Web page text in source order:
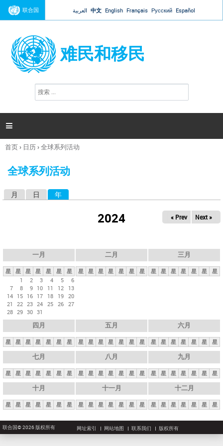
Jump to navigation
联合国 العربية 中文 English Français Русский Español
难民和移民
搜
索

你
这
首页› 日历›全球系列活动
全球系列活动
月 日 年
2024 « Prev Next »
一月
星 星 星 星 星 星
星
1
2 3 4 5
6
7
8 9 10 11 12
13
14 15 16 17 18 19 20
21
22 23 24 25 26 27
28 29 30 31
二月
星 星 星 星 星 星 星
三月
星 星 星 星 星 星 星
四月
星 星 星 星 星 星 星
五月
星 星 星 星 星 星 星
六月
星 星 星 星 星 星 星
七月
星 星 星 星 星 星 星
八月
星 星 星 星 星 星 星
九月
星 星 星 星 星 星 星
十月
星 星 星 星 星 星 星
十一月
星 星 星 星 星 星 星
十二月
星 星 星 星 星 星 星
联合国© 2026 版权所有 网址索引 网站地图 联系我们 版权所有